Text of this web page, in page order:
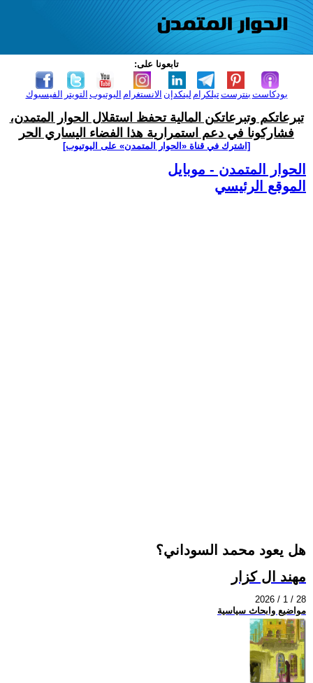
تابعونا على:
الفيسبوك التويتر اليوتيوب الانستغرام لينكدإن تيلكرامبنترست بودكاست
تبرعاتكم وتبرعاتكن المالية تحفظ استقلال الحوار المتمدن،
فشاركونا في دعم استمرارية هذا الفضاء اليساري الحر
[اشترك في قناة ‫«الحوار المتمدن» على اليوتيوب]
الحوار المتمدن - موبايل
الموقع الرئيسي
هل يعود محمد السوداني؟
مهند ال كزار
2026 / 1 / 28
مواضيع وابحاث سياسية